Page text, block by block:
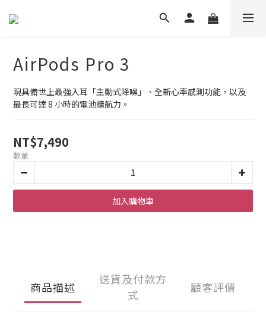
AirPods Pro 3
現具備世上最強入耳「主動式降噪」、全新心率感測功能，以及
最長可達 8 小時的電池續航力。
NT$7,490
數量
加入購物車
商品描述
送貨及付款方
式
顧客評價